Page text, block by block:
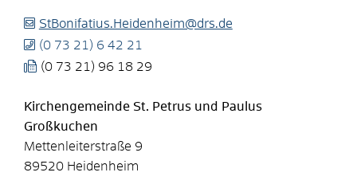
StBonifatius.Heidenheim@drs.de
(0 73 21) 6 42 21
(0 73 21) 96 18 29
Kirchengemeinde St. Petrus und Paulus
Großkuchen
Mettenleiterstraße 9
89520 Heidenheim